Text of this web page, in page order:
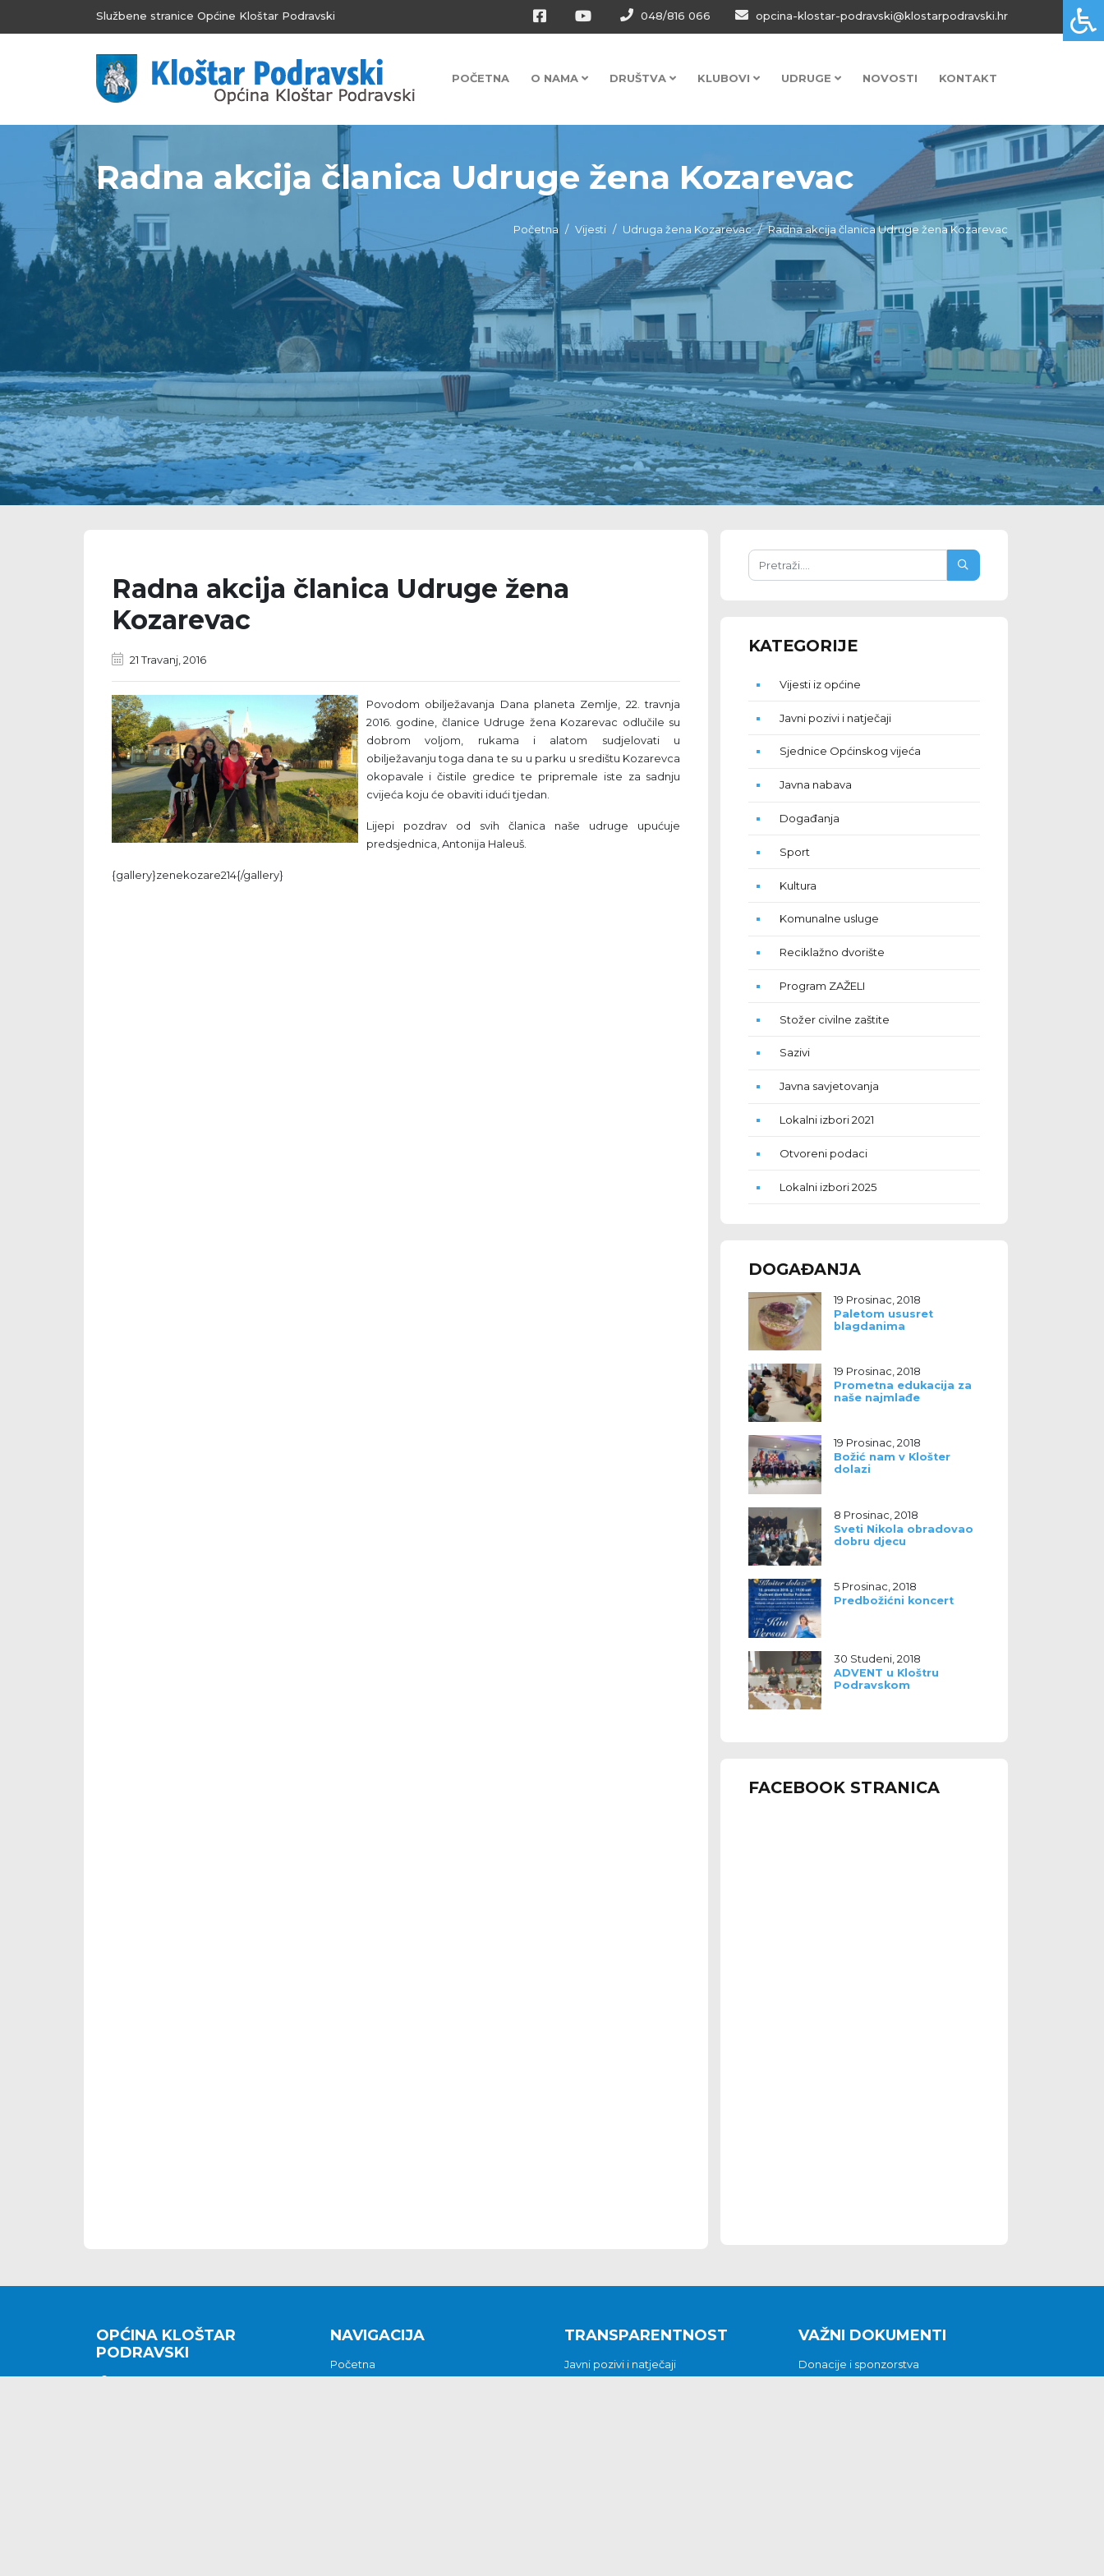
Službene stranice Općine Kloštar Podravski 048/816 066 opcina-klostar-podravski@klostarpodravski.hr
POČETNA O NAMA DRUŠTVA KLUBOVI UDRUGE NOVOSTI KONTAKT
Radna akcija članica Udruge žena Kozarevac
Početna Vijesti Udruga žena Kozarevac Radna akcija članica Udruge žena Kozarevac
Radna akcija članica Udruge žena
Kozarevac
21 Travanj, 2016
Povodom obilježavanja Dana planeta Zemlje, 22. travnja
2016. godine, članice Udruge žena Kozarevac odlučile su
dobrom voljom, rukama i alatom sudjelovati u
obilježavanju toga dana te su u parku u središtu Kozarevca
okopavale i čistile gredice te pripremale iste za sadnju
cvijeća koju će obaviti idući tjedan.
Lijepi pozdrav od svih članica naše udruge upućuje
predsjednica, Antonija Haleuš.
{gallery}zenekozare214{/gallery}
KATEGORIJE
Vijesti iz općine
Javni pozivi i natječaji
Sjednice Općinskog vijeća
Javna nabava
Događanja
Sport
Kultura
Komunalne usluge
Reciklažno dvorište
Program ZAŽELI
Stožer civilne zaštite
Sazivi
Javna savjetovanja
Lokalni izbori 2021
Otvoreni podaci
Lokalni izbori 2025
DOGAĐANJA
19 Prosinac, 2018
Paletom ususret
blagdanima
19 Prosinac, 2018
Prometna edukacija za
naše najmlađe
19 Prosinac, 2018
Božić nam v Klošter
dolazi
8 Prosinac, 2018
Sveti Nikola obradovao
dobru djecu
5 Prosinac, 2018
Predbožićni koncert
30 Studeni, 2018
ADVENT u Kloštru
Podravskom
FACEBOOK STRANICA
OPĆINA KLOŠTAR
PODRAVSKI
NAVIGACIJA
Početna
TRANSPARENTNOST
Javni pozivi i natječaji
VAŽNI DOKUMENTI
Donacije i sponzorstva